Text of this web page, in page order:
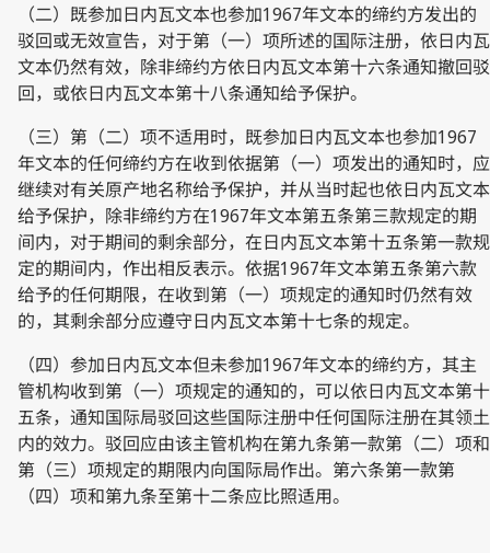
（二）既参加日内瓦文本也参加1967年文本的缔约方发出的
驳回或无效宣告，对于第（一）项所述的国际注册，依日内瓦
文本仍然有效，除非缔约方依日内瓦文本第十六条通知撤回驳
回，或依日内瓦文本第十八条通知给予保护。
（三）第（二）项不适用时，既参加日内瓦文本也参加1967
年文本的任何缔约方在收到依据第（一）项发出的通知时，应
继续对有关原产地名称给予保护，并从当时起也依日内瓦文本
给予保护，除非缔约方在1967年文本第五条第三款规定的期
间内，对于期间的剩余部分，在日内瓦文本第十五条第一款规
定的期间内，作出相反表示。依据1967年文本第五条第六款
给予的任何期限，在收到第（一）项规定的通知时仍然有效
的，其剩余部分应遵守日内瓦文本第十七条的规定。
（四）参加日内瓦文本但未参加1967年文本的缔约方，其主
管机构收到第（一）项规定的通知的，可以依日内瓦文本第十
五条，通知国际局驳回这些国际注册中任何国际注册在其领土
内的效力。驳回应由该主管机构在第九条第一款第（二）项和
第（三）项规定的期限内向国际局作出。第六条第一款第
（四）项和第九条至第十二条应比照适用。